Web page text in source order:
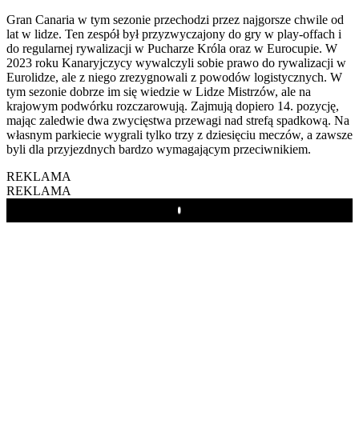
Gran Canaria w tym sezonie przechodzi przez najgorsze chwile od
lat w lidze. Ten zespół był przyzwyczajony do gry w play-offach i
do regularnej rywalizacji w Pucharze Króla oraz w Eurocupie. W
2023 roku Kanaryjczycy wywalczyli sobie prawo do rywalizacji w
Eurolidze, ale z niego zrezygnowali z powodów logistycznych. W
tym sezonie dobrze im się wiedzie w Lidze Mistrzów, ale na
krajowym podwórku rozczarowują. Zajmują dopiero 14. pozycję,
mając zaledwie dwa zwycięstwa przewagi nad strefą spadkową. Na
własnym parkiecie wygrali tylko trzy z dziesięciu meczów, a zawsze
byli dla przyjezdnych bardzo wymagającym przeciwnikiem.
REKLAMA
REKLAMA
Play